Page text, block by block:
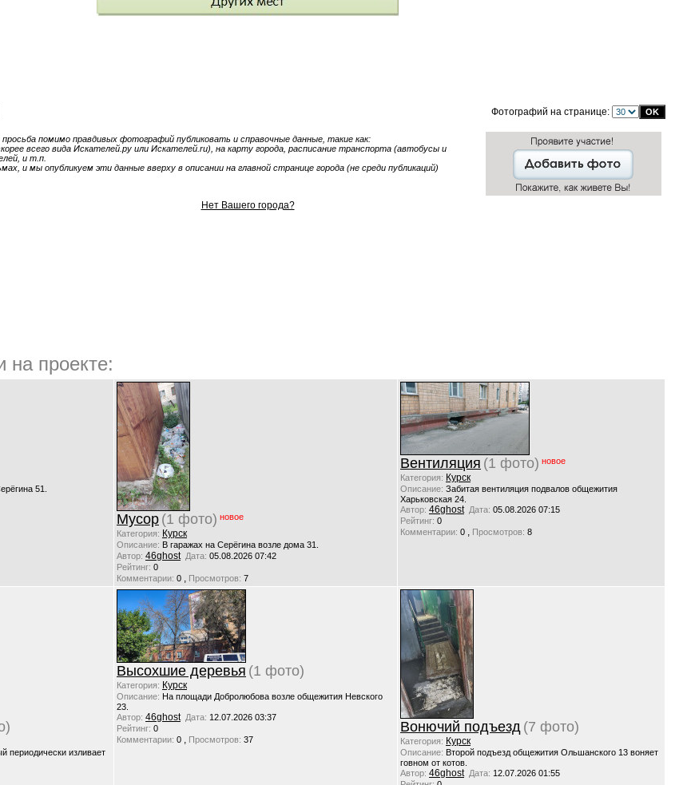
Фотографий на странице:
помимо правдивых фотографий публиковать и справочные данные, такие как:
всего вида Искателей.ру или Искателей.ru), на карту города, расписание транспорта (автобусы и
и т.п.
и мы опубликуем эти данные вверху в описании на главной странице города (не среди публикаций)
Нет Вашего города?
проекте:
51.
Мусор (1 фото) новое
Категория: Курск
Описание: В гаражах на Серёгина возле дома 31.
Автор: 46ghost Дата: 05.08.2026 07:42
Рейтинг: 0
Комментарии: 0 , Просмотров: 7
Вентиляция (1 фото) новое
Категория: Курск
Описание: Забитая вентиляция подвалов общежития
Харьковская 24.
Автор: 46ghost Дата: 05.08.2026 07:15
Рейтинг: 0
Комментарии: 0 , Просмотров: 8
периодически изливает
Высохшие деревья (1 фото)
Категория: Курск
Описание: На площади Добролюбова возле общежития Невского
23.
Автор: 46ghost Дата: 12.07.2026 03:37
Рейтинг: 0
Комментарии: 0 , Просмотров: 37
Вонючий подъезд (7 фото)
Категория: Курск
Описание: Второй подъезд общежития Ольшанского 13 воняет
говном от котов.
Автор: 46ghost Дата: 12.07.2026 01:55